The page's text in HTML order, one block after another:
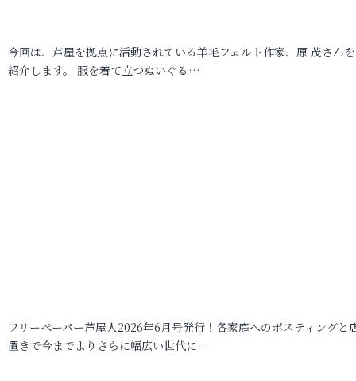
今回は、芦屋を拠点に活動されている羊毛フェルト作家、原 茂さん
紹介します。 服を着て立つぬいぐる…
フリーペーパー芦屋人2026年6月号発行！各家庭へのポスティングと
置きで今までよりさらに幅広い世代に…